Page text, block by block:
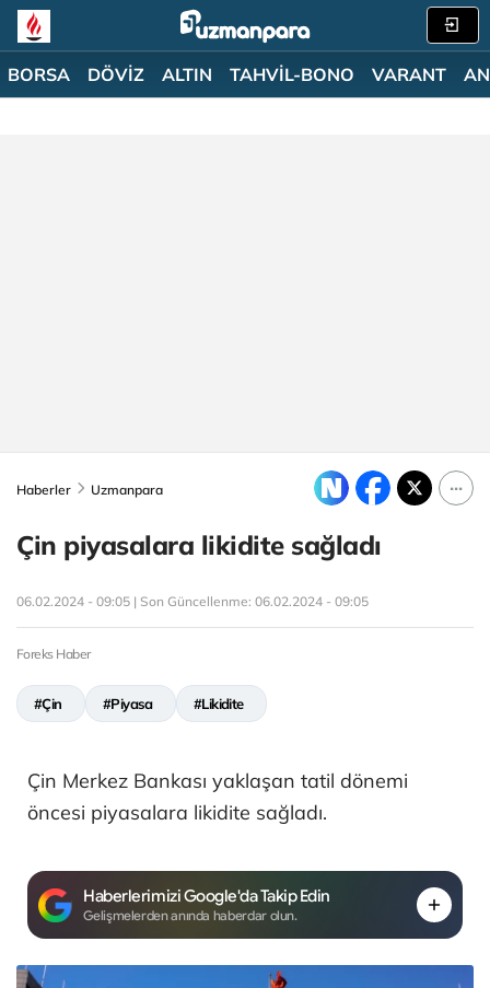
BORSA DÖVİZ ALTIN TAHVİL-BONO VARANT
Haberler Uzmanpara
Çin piyasalara likidite sağladı
06.02.2024 - 09:05 | Son Güncellenme: 06.02.2024 - 09:05
Foreks Haber
#Çin #Piyasa #Likidite
Çin Merkez Bankası yaklaşan tatil dönemi
öncesi piyasalara likidite sağladı.
Haberlerimizi Google'da Takip Edin
Gelişmelerden anında haberdar olun.